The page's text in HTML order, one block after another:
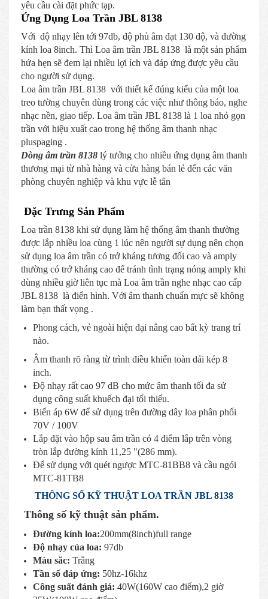
yêu cầu cài đặt phức tạp.
Ứng Dụng Loa Trần JBL 8138
Với độ nhạy lên tới 97db, độ phủ âm đạt 130 độ, và đường
kính loa 8inch. Thì Loa âm trần JBL 8138 là một sản phẩm
hứa hẹn sẽ đem lại nhiều lợi ích và đáp ứng được yêu cầu
cho người sử dụng.
Loa âm trần JBL 8138 với thiết kế đúng kiểu của một loa
treo tường chuyên dùng trong các việc như thông báo, nghe
nhạc nền, giao tiếp. Loa âm trần JBL 8138 là 1 loa nhỏ gọn
trần với hiệu xuất cao trong hệ thống âm thanh nhạc
pluspaging .
Dòng âm trần 8138 lý tưởng cho nhiều ứng dụng âm thanh
thương mại từ nhà hàng và cửa hàng bán lẻ đến các văn
phòng chuyên nghiệp và khu vực lễ tân
Đặc Trưng Sản Phẩm
Loa trần 8138 khi sử dụng làm hệ thống âm thanh thường
được lắp nhiều loa cùng 1 lúc nên người sự dụng nên chọn
sử dụng loa âm trần có trở kháng tương đối cao và amply
thường có trở kháng cao để tránh tình trạng nóng amply khi
dùng nhiều giờ liên tục mà Loa âm trần nghe nhạc cao cấp
JBL 8138 là điển hình. Với âm thanh chuẩn mực sẽ không
làm bạn thất vọng .
Phong cách, vẻ ngoài hiện đại nâng cao bất kỳ trang trí
nào.
Âm thanh rõ ràng từ trình điều khiển toàn dải kép 8
inch.
Độ nhạy rất cao 97 dB cho mức âm thanh tối đa sử
dụng công suất khuếch đại tối thiểu.
Biến áp 6W để sử dụng trên đường dây loa phân phối
70V / 100V
Lắp đặt vào hộp sau âm trần có 4 điểm lắp trên vòng
tròn lắp đường kính 11,25 "(286 mm).
Để sử dụng với quét ngược MTC-81BB8 và cầu ngói
MTC-81TB8
THÔNG SỐ KỸ THUẬT LOA TRẦN JBL 8138
Thông số kỹ thuật sản phẩm.
Đường kính loa:200mm(8inch)full range
Độ nhạy của loa: 97db
Màu săc: Trắng
Tần số đáp ứng: 50hz-16khz
Công suất đánh giá: 40W(160W cao điểm),2 giờ